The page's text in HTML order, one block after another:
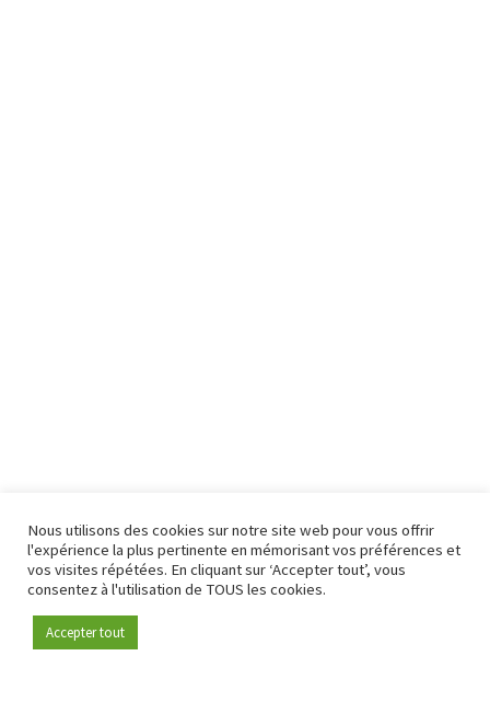
Devenez membre
Nous utilisons des cookies sur notre site web pour vous offrir
l'expérience la plus pertinente en mémorisant vos préférences et
vos visites répétées. En cliquant sur ‘Accepter tout’, vous
consentez à l'utilisation de TOUS les cookies.
Accepter tout